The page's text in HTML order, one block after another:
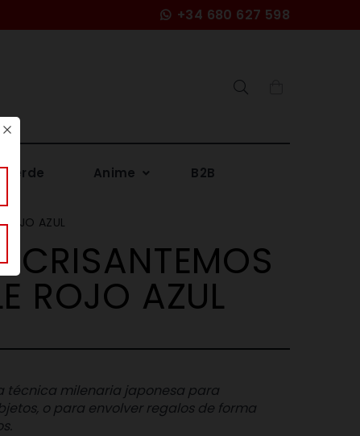
+34 680 627 598
Verde Anime B2B
ROJO AZUL
CRISANTEMOS
ROJO AZUL
técnica milenaria japonesa para
o para envolver regalos de forma